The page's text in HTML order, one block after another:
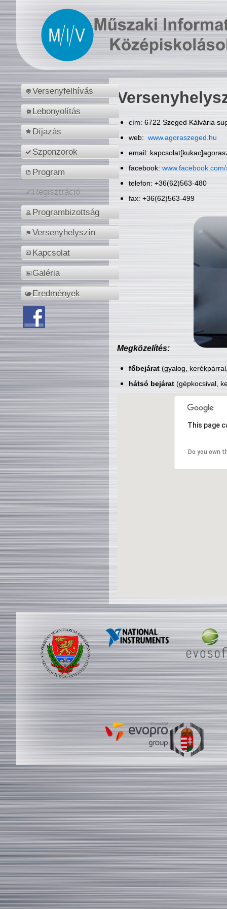
Versenyfelhívás
Lebonyolítás
Díjazás
Szponzorok
Program
Regisztráció
Programbizottság
Versenyhelyszín
Kapcsolat
Galéria
Eredmények
cím: 6722 Szeged Kálvária
web: www.agoraszeged.hu
email:
facebook:
telefon: +36(62)563-480
fax: +36(62)563-499
Megközelítés:
főbejárat(gyalog,
hátsó bejárat(gépkocsival,
This page
Do you own